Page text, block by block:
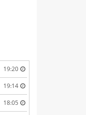
19:20
19:14
18:05